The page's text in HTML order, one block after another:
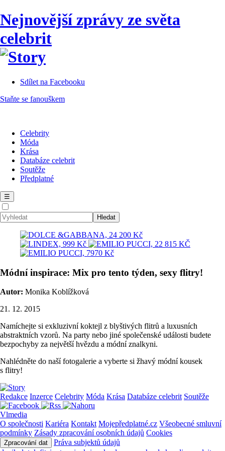
Nejnovější zprávy ze světa
celebrit
Sdílet na Facebooku
Staňte se fanouškem
Celebrity
Móda
Krása
Databáze celebrit
Soutěže
Předplatné
☰
Módní inspirace: Mix pro tento týden, sexy flitry!
Autor: Monika Koblížková
21. 12. 2015
Namíchejte si exkluzivní koktejl z blyštivých flitrů a luxusních
abstraktních vzorů. Na party nebo jiné společenské události budete
bezpochyby za největší hvězdu a módní znalkyni.
Nahlédněte do naší fotogalerie a vyberte si žhavý módní kousek
s flitry!
Redakce Inzerce Celebrity Móda Krása Databáze celebrit Soutěže
Vlmedia
O společnosti Kariéra Kontakt Mojepředplatné.cz Všeobecné smluvní
podmínky Zásady zpracování osobních údajů Cookies
Zpracování dat
Práva subjektů údajů